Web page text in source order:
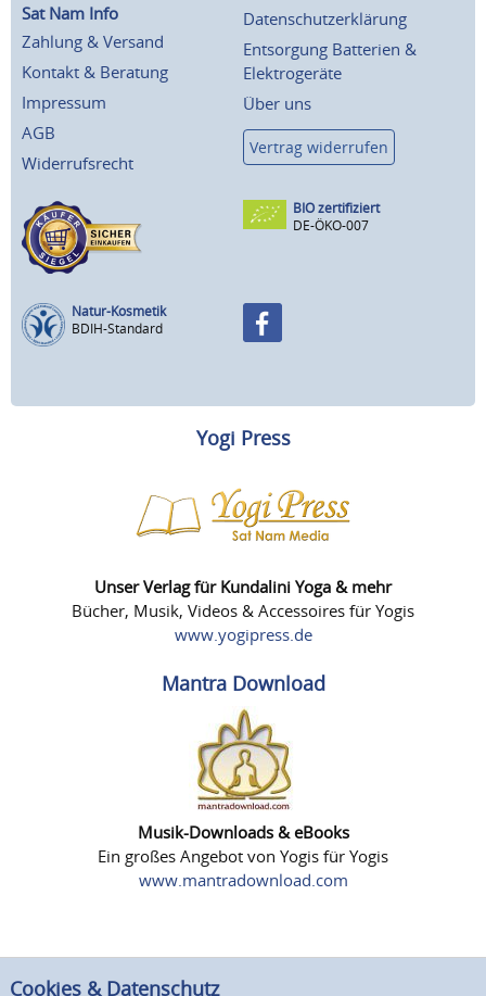
Sat Nam Info
Zahlung & Versand
Kontakt & Beratung
Impressum
AGB
Widerrufsrecht
Datenschutzerklärung
Entsorgung Batterien &
Elektrogeräte
Über uns
Vertrag widerrufen
BIO zertifiziert
DE-ÖKO-007
Natur-Kosmetik
BDIH-Standard
Yogi Press
Unser Verlag für Kundalini Yoga & mehr
Bücher, Musik, Videos & Accessoires für Yogis
www.yogipress.de
Mantra Download
Musik-Downloads & eBooks
Ein großes Angebot von Yogis für Yogis
www.mantradownload.com
Cookies & Datenschutz